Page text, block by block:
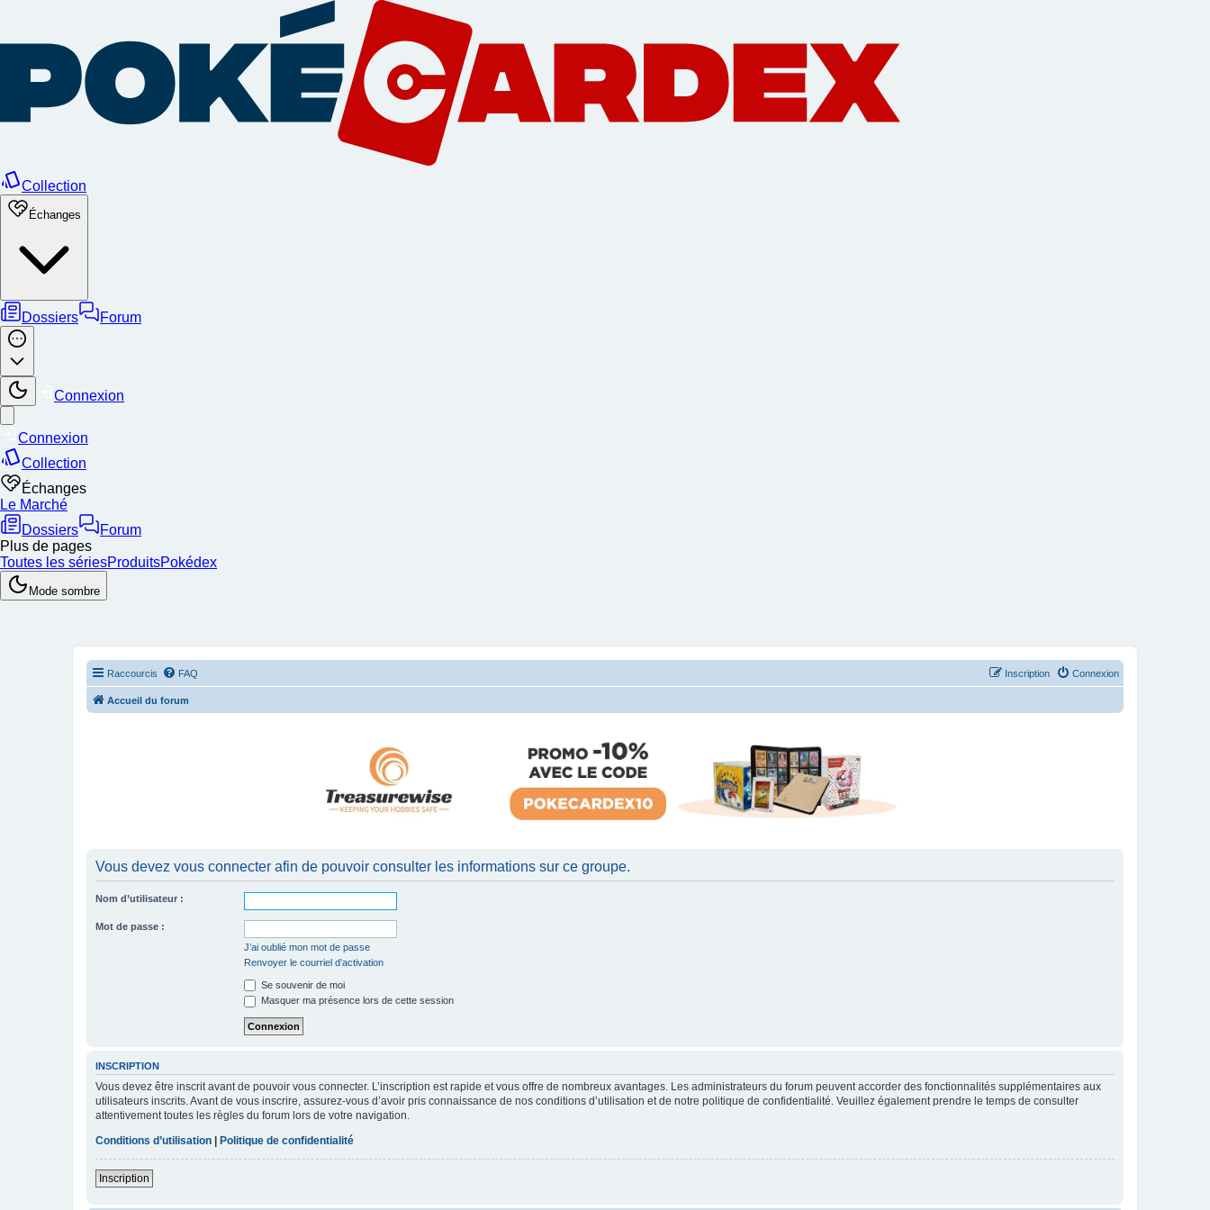
Raccourcis FAQ Connexion
Inscription
Accueil du forum
Vous devez vous connecter afin de pouvoir consulter les informations sur ce groupe.
Nom d’utilisateur :
Mot de passe :
J’ai oublié mon mot de passe
Renvoyer le courriel d’activation
Se souvenir de moi
Masquer ma présence lors de cette session
INSCRIPTION
Vous devez être inscrit avant de pouvoir vous connecter. L’inscription est rapide et vous offre de nombreux avantages. Les administrateurs du forum peuvent accorder des fonctionnalités supplémentaires aux
utilisateurs inscrits. Avant de vous inscrire, assurez-vous d’avoir pris connaissance de nos conditions d’utilisation et de notre politique de confidentialité. Veuillez également prendre le temps de consulter
attentivement toutes les règles du forum lors de votre navigation.
Conditions d’utilisation
Politique de confidentialité
Inscription